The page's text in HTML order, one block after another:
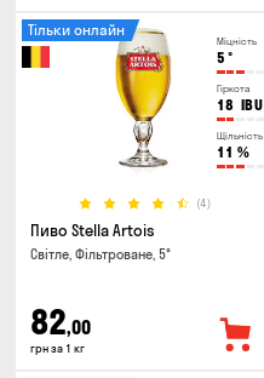
Міцність
5 °
Гіркота
18 IBU
Щільність
11 %
(4)
Тільки онлайн
Пиво Stella Artois
Світле, Фільтроване, 5°
82,00
грн за 1 кг